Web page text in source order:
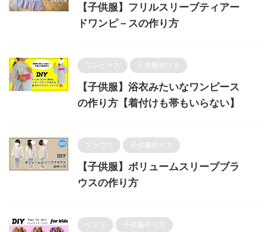
【子供服】フリルスリーブティアー
ドワンピ－スの作り方
ワンピース 子供服作り方
【子供服】浴衣みたいなワンピース
の作り方【着付けも帯もいらない】
ブラウス 子供服作り方
【子供服】ボリュームスリーブブラ
ウスの作り方
ベスト 子供服作り方